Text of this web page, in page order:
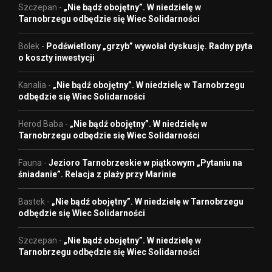
Szczepan - „Nie bądź obojętny”. W niedzielę w
Tarnobrzegu odbędzie się Wiec Solidarności
Bolek - Podświetlony „grzyb” wywołał dyskusję. Radny pyta
o koszty inwestycji
Kanalia - „Nie bądź obojętny”. W niedzielę w Tarnobrzegu
odbędzie się Wiec Solidarności
Herod Baba - „Nie bądź obojętny”. W niedzielę w
Tarnobrzegu odbędzie się Wiec Solidarności
Fauna - Jezioro Tarnobrzeskie w piątkowym „Pytaniu na
śniadanie”. Relacja z plaży przy Marinie
Bastek - „Nie bądź obojętny”. W niedzielę w Tarnobrzegu
odbędzie się Wiec Solidarności
Szczepan - „Nie bądź obojętny”. W niedzielę w
Tarnobrzegu odbędzie się Wiec Solidarności